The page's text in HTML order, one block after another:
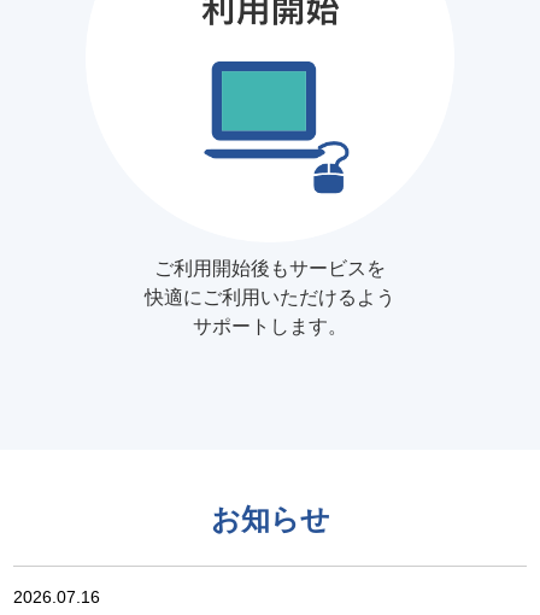
ご利用開始後もサービスを
快適にご利用いただけるよう
サポートします。
お知らせ
2026.07.16